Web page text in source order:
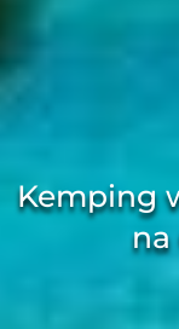
Kemping
na